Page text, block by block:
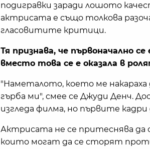
подигравки заради лошото
актрисата е също толкова
гласовитите критици.
Тя признава, че първоначално
вместо това се е оказала в
"Наметалото, което ме накараха
гърба ми", смее се Джуди Денч.
изгледа филма, но първите кадри
Актрисата не се притеснява да
които могат да се сторят